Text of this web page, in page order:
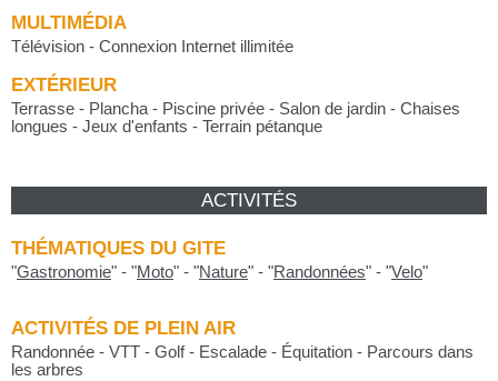
MULTIMÉDIA
Télévision - Connexion Internet illimitée
EXTÉRIEUR
Terrasse - Plancha - Piscine privée - Salon de jardin - Chaises
longues - Jeux d'enfants - Terrain pétanque
ACTIVITÉS
THÉMATIQUES DU GITE
"Gastronomie" - "Moto" - "Nature" - "Randonnées" - "Velo"
ACTIVITÉS DE PLEIN AIR
Randonnée - VTT - Golf - Escalade - Équitation - Parcours dans
les arbres